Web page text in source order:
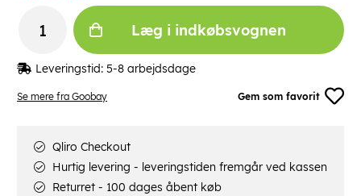
Se mere fra Goobay Gem som favorit
Læg i indkøbsvognen
Leveringstid: 5-8 arbejdsdage
Qliro Checkout
Hurtig levering - leveringstiden fremgår ved kassen
Returret - 100 dages åbent køb